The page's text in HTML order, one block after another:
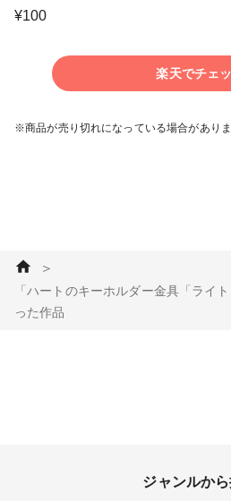
¥100
楽天でチェ
※商品が売り切れになっている場合がありま
＞
「ハートのキーホルダー金具「ライ
った作品
ジャンルか